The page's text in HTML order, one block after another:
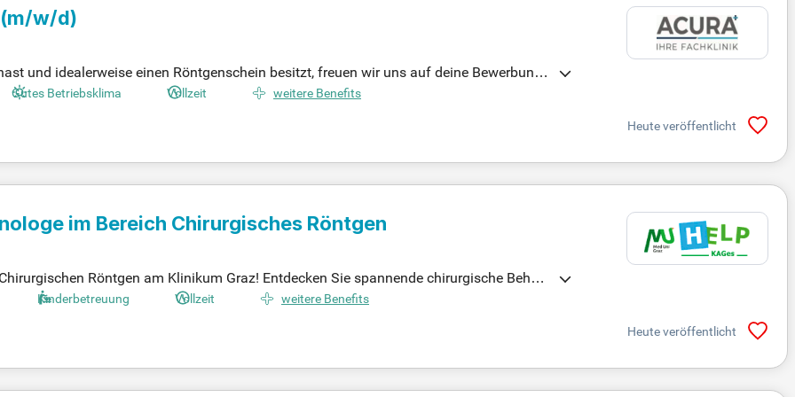
(m/w/d)
und idealerweise einen Röntgenschein besitzt, freuen wir uns auf deine Bewerbung.
sowie Organisationsgeschick. Der Umgang mit Praxissoftware und digitalen
Altersvorsorge und umfangreichen Fortbildungsmöglichkeiten. In unserem a
Gutes Betriebsklima Vollzeit weitere Benefits
Heute veröffentlicht
im Bereich Chirurgisches Röntgen
Röntgen am Klinikum Graz! Entdecken Sie spannende chirurgische Behan
– gestalten Sie mit uns die Zukunft der Diagnostik!
Kinderbetreuung Vollzeit weitere Benefits
Heute veröffentlicht